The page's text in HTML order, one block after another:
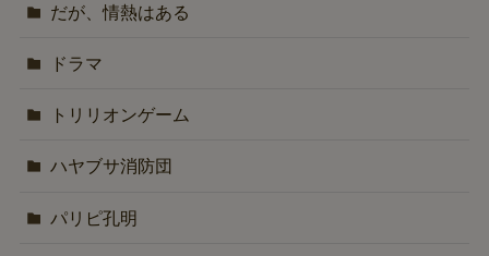
だが、情熱はある
ドラマ
トリリオンゲーム
ハヤブサ消防団
パリピ孔明